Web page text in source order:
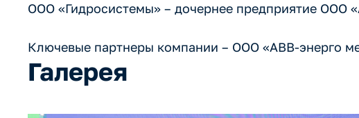
ООО «Гидросистемы» – дочернее предприятие ООО
Ключевые партнеры компании – ООО «АВВ-энерго
Галерея